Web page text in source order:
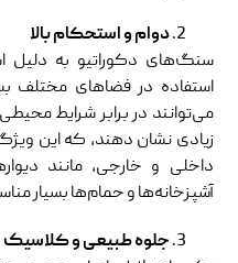
دوام و استحکام بالا
سنگ‌های دکوراتیو به دلیل
استفاده در فضاهای مختلف
می‌توانند در برابر شرایط
زیادی نشان دهند، که این
داخلی و خارجی، مانند
آشپزخانه‌ها و حمام‌ها بسیار
جلوه طبیعی و کلاسیک